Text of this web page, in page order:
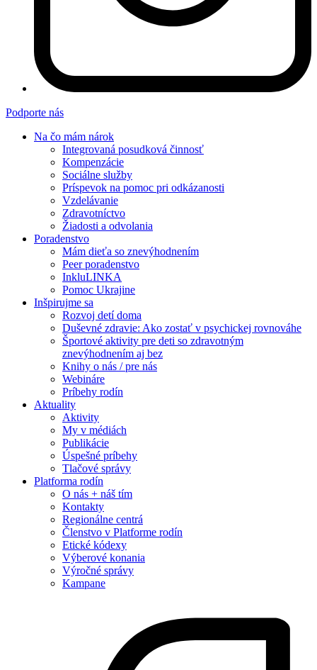
Podporte nás
Na čo mám nárok
Integrovaná posudková činnosť
Kompenzácie
Sociálne služby
Príspevok na pomoc pri odkázanosti
Vzdelávanie
Zdravotníctvo
Žiadosti a odvolania
Poradenstvo
Mám dieťa so znevýhodnením
Peer poradenstvo
InkluLINKA
Pomoc Ukrajine
Inšpirujme sa
Rozvoj detí doma
Duševné zdravie: Ako zostať v psychickej rovnováhe
Športové aktivity pre deti so zdravotným
znevýhodnením aj bez
Knihy o nás / pre nás
Webináre
Príbehy rodín
Aktuality
Aktivity
My v médiách
Publikácie
Úspešné príbehy
Tlačové správy
Platforma rodín
O nás + náš tím
Kontakty
Regionálne centrá
Členstvo v Platforme rodín
Etické kódexy
Výberové konania
Výročné správy
Kampane